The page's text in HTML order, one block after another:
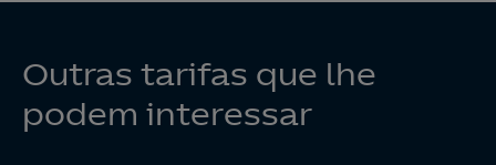
Outras tarifas que lhe
podem interessar